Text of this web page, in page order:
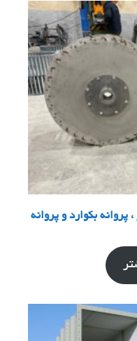
پروانه بکوارد و پروانه